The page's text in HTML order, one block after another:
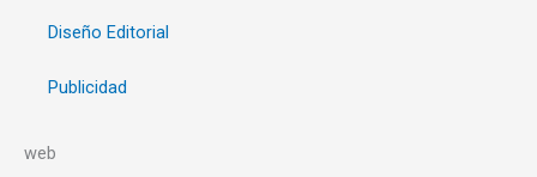
Diseño Editorial
Publicidad
web